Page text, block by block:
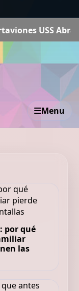
Lincoln
Menu
por qué
las